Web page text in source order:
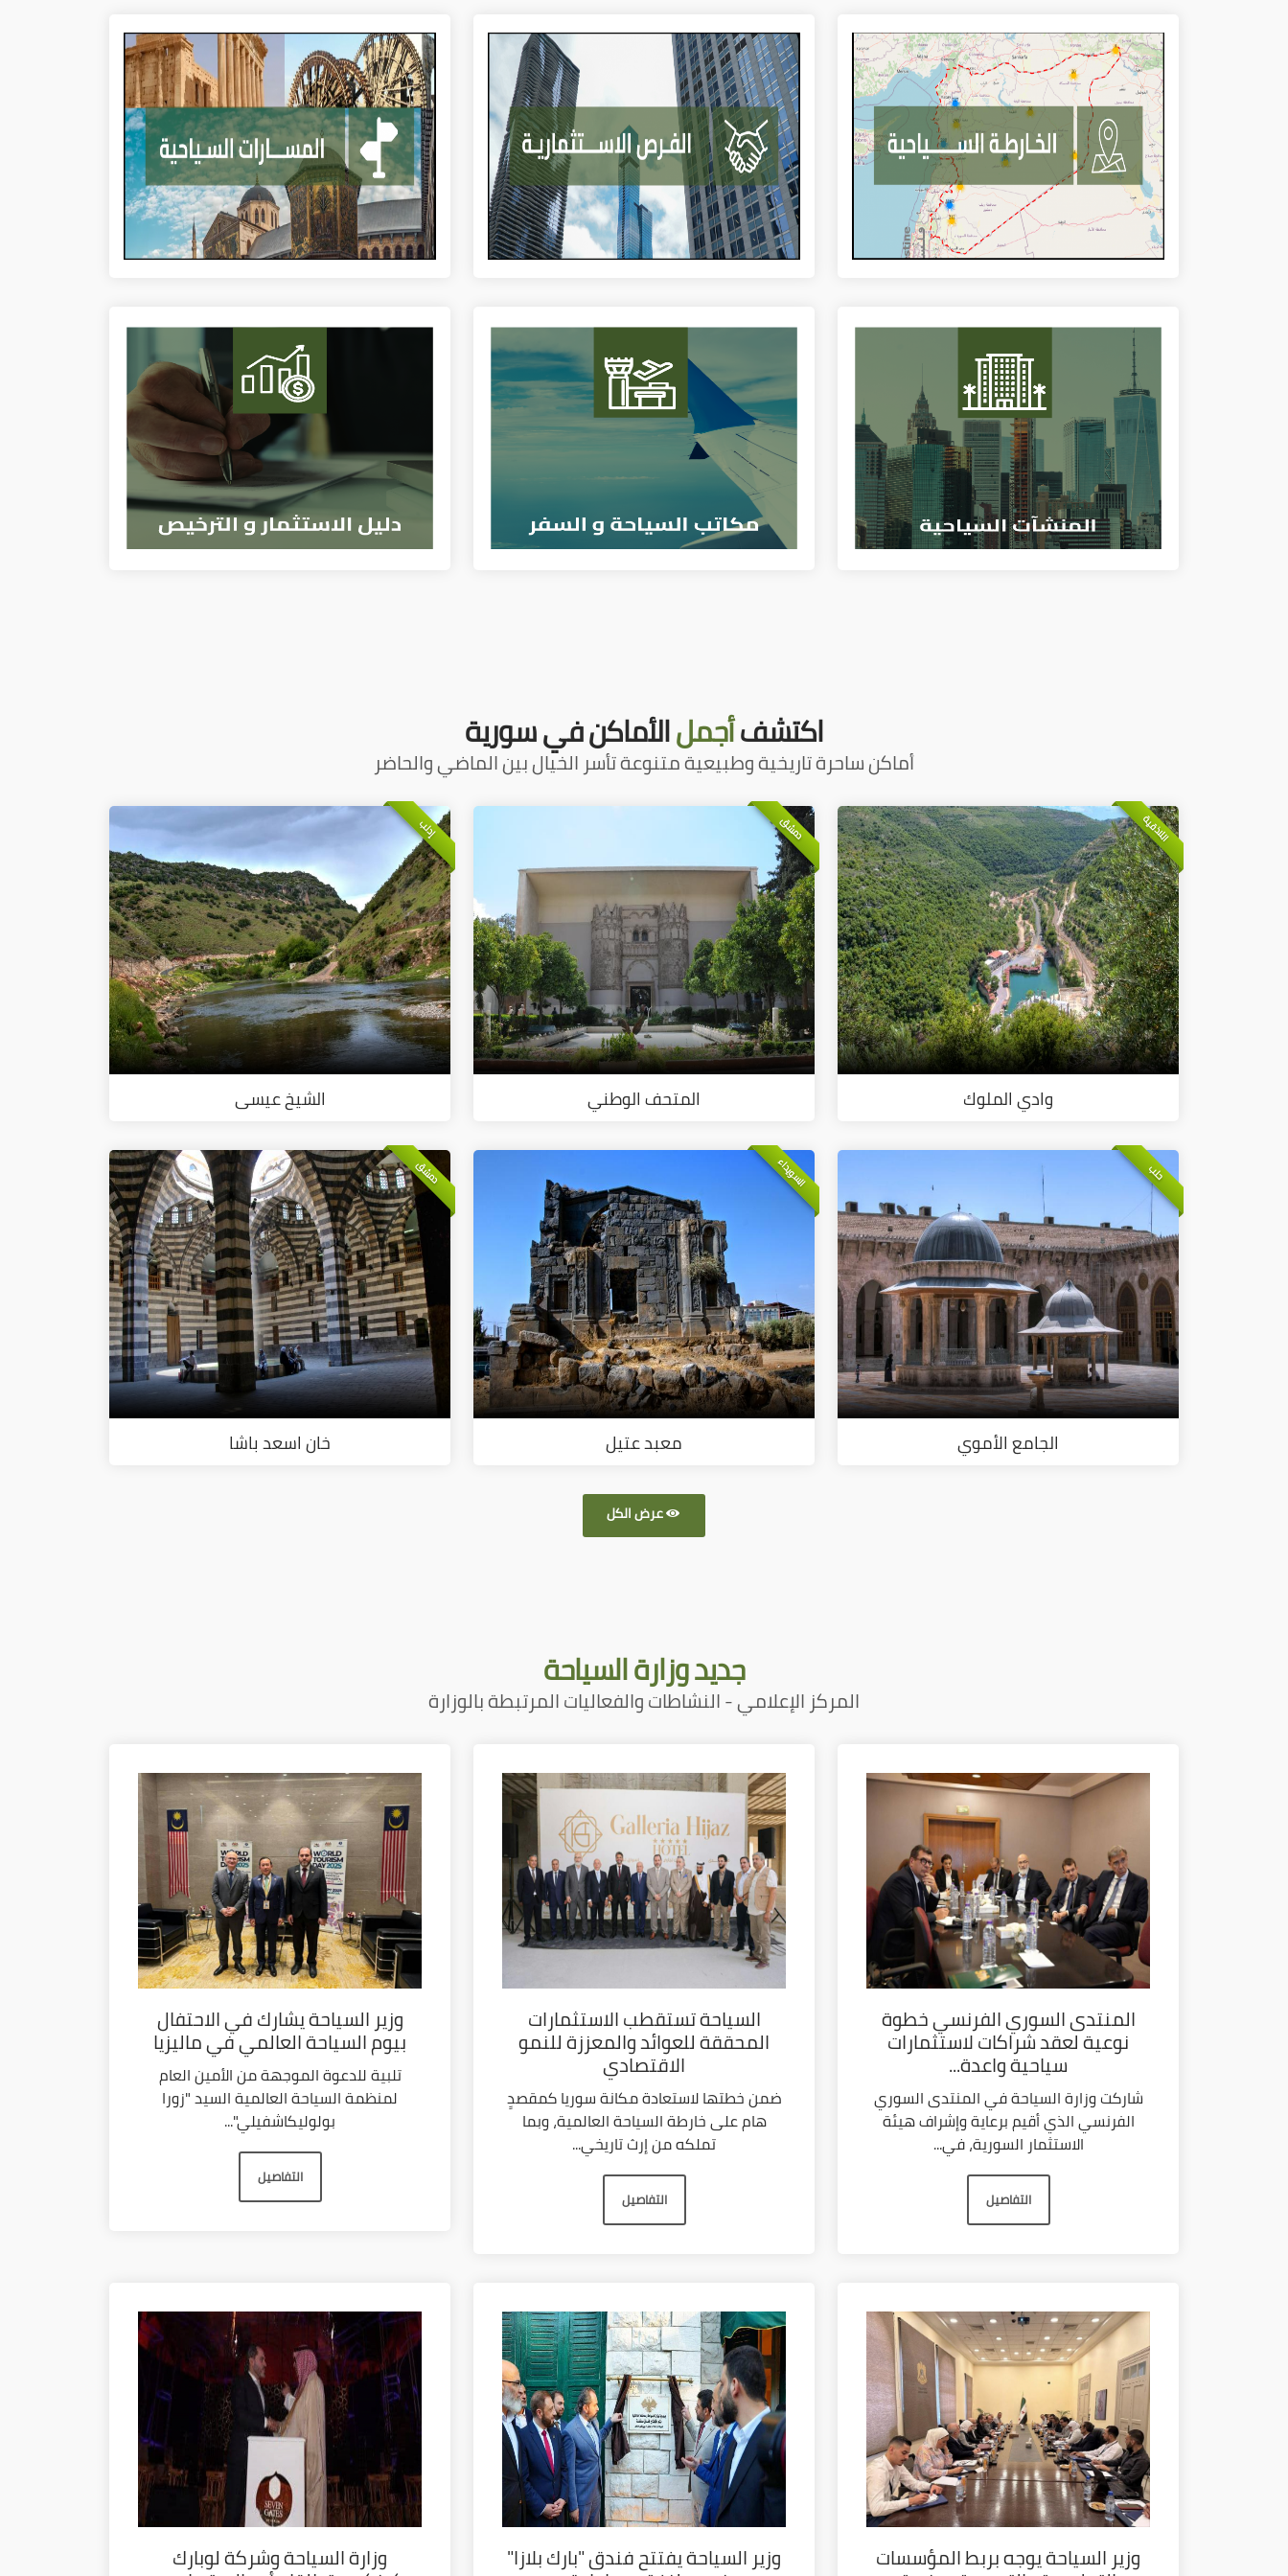
اكتشفأجملالأماكن في سورية
أماكن ساحرة تاريخية وطبيعية متنوعة تأسر الخيال بين الماضي والحاضر
اللاذقية
وادي الملوك
دمشق
المتحف الوطني
إدلب
الشيخ عيسى
حلب
الجامع الأموي
السويداء
معبد عتيل
دمشق
خان اسعد باشا
عرض الكل
جديدوزارة السياحة
المركز الإعلامي - النشاطات والفعاليات المرتبطة بالوزارة
المنتدى السوري الفرنسي خطوة
نوعية لعقد شراكات لاستثمارات
سياحية واعدة...
شاركت وزارة السياحة في المنتدى السوري
الفرنسي الذي أقيم برعاية وإشراف هيئة
الاستثمار السورية، في...
التفاصيل
السياحة تستقطب الاستثمارات
المحققة للعوائد والمعززة للنمو
الاقتصادي
ضمن خطتها لاستعادة مكانة سوريا كمقصدٍ
هام على خارطة السياحة العالمية، وبما
تملكه من إرث تاريخي...
التفاصيل
وزير السياحة يشارك في الاحتفال
بيوم السياحة العالمي في ماليزيا
تلبية للدعوة الموجهة من الأمين العام
لمنظمة السياحة العالمية السيد "زورا
بولوليكاشفيلي"...
التفاصيل
وزير السياحة يوجه بربط المؤسسات وزير السياحة يفتتح فندق "بارك بلازا" وزارة السياحة وشركة لوبارك